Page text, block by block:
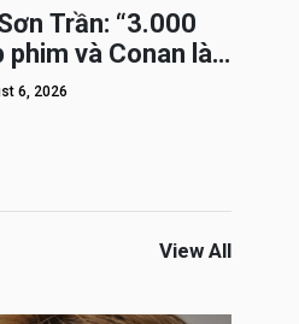
Trần: “3.000
và Conan là
6, 2026
View All